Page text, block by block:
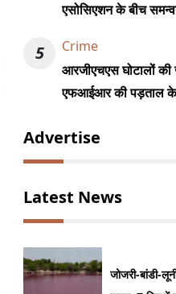
एसोसिएशन के बीच
5
Crime
आरजीएचएस घोटालों
एफआईआर की पड़ताल के
Advertise
Latest News
जोजरी-बांडी-